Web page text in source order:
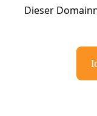
Dieser